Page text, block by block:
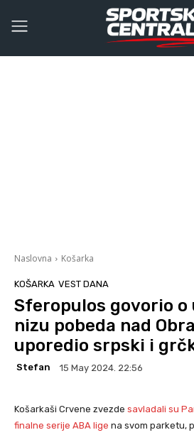
Naslovna Košarka
KOŠARKA VEST DANA
Sferopulos govorio
nizu pobeda nad
uporedio srpski i
Stefan 15 May 2024. 22:56
Košarkaši Crvene zvezde savladali su
finalne serije ABA lige na svom parketu,